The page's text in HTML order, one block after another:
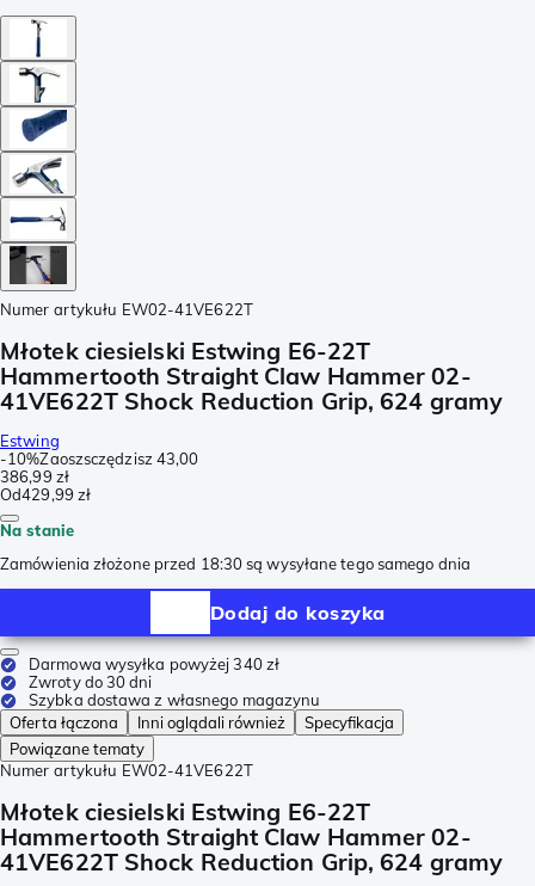
Numer artykułu EW02-41VE622T
Młotek ciesielski Estwing E6-22T
Hammertooth Straight Claw Hammer 02-
41VE622T Shock Reduction Grip, 624 gramy
Estwing
-10%Zaoszsczędzisz43,00
386,99 zł
Od429,99 zł
Na stanie
Zamówienia złożone przed 18:30 są wysyłane tego samego dnia
Dodaj do koszyka
Darmowa wysyłka powyżej 340 zł
Zwroty do 30 dni
Szybka dostawa z własnego magazynu
Oferta łączona
Inni oglądali również
Specyfikacja
Powiązane tematy
Numer artykułu EW02-41VE622T
Młotek ciesielski Estwing E6-22T
Hammertooth Straight Claw Hammer 02-
41VE622T Shock Reduction Grip, 624 gramy